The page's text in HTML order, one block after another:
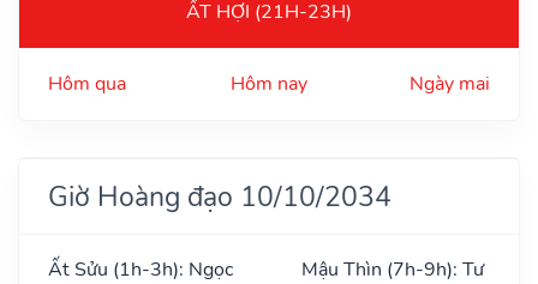
ẤT HỢI (21H-23H)
Hôm qua Hôm nay Ngày mai
Giờ Hoàng đạo 10/10/2034
Ất Sửu (1h-3h): Ngọc
Mậu Thìn (7h-9h): Tư